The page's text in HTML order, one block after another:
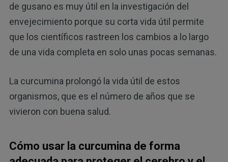
de gusano es muy útil en la investigación del
envejecimiento porque su corta vida útil permite
que los científicos rastreen los cambios a lo largo
de una vida completa en solo unas pocas semanas.
La curcumina prolongó la vida útil de estos
organismos, que es el número de años que se
vivieron con buena salud.
Cómo usar la curcumina de forma